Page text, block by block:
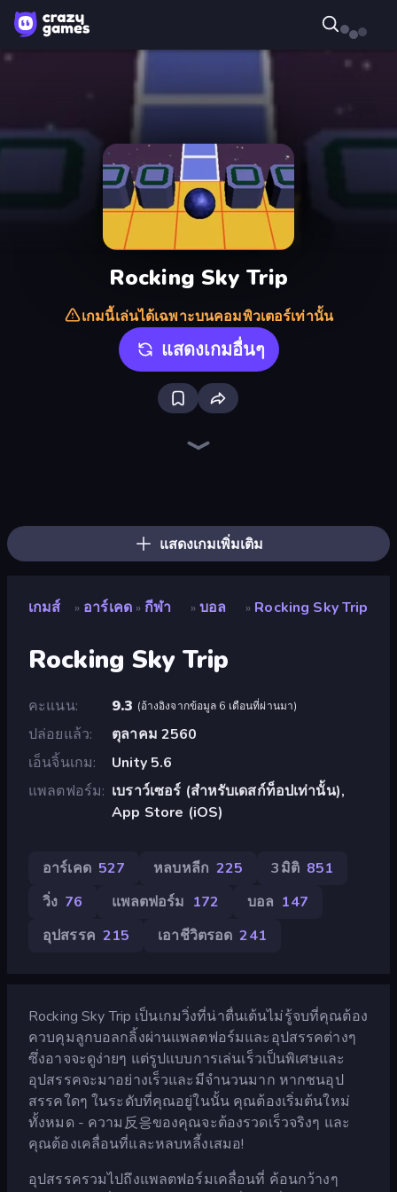
Rocking Sky Trip
เกมนี้เล่นได้เฉพาะบนคอมพิวเตอร์เท่านั้น
แสดงเกมอื่นๆ
แสดงเกมเพิ่มเติม
เกมส์ » อาร์เคด » กีฬา » บอล » Rocking Sky Trip
Rocking Sky Trip
คะแนน 9.3 (อ้างอิงจากข้อมูล 6 เดือนที่ผ่านมา)
ปล่อยแล้ว
ตุลาคม 2560
เอ็นจิ้นเกม
Unity 5.6
แพลตฟอร์ม
เบราว์เซอร์ (สำหรับเดสก์ท็อปเท่านั้น),
App Store (iOS)
อาร์เคด 527 หลบหลีก 225 3มิติ 851
วิ่ง 76 แพลตฟอร์ม 172 บอล 147
อุปสรรค 215 เอาชีวิตรอด 241
Rocking Sky Trip เป็นเกมวิ่งที่น่าตื่นเต้นไม่รู้จบที่คุณต้อง
ควบคุมลูกบอลกลิ้งผ่านแพลตฟอร์มและอุปสรรคต่างๆ
ซึ่งอาจจะดูง่ายๆ แต่รูปแบบการเล่นเร็วเป็นพิเศษและ
อุปสรรคจะมาอย่างเร็วและมีจำนวนมาก หากชนอุป
สรรคใดๆ ในระดับที่คุณอยู่ในนั้น คุณต้องเริ่มต้นใหม่
ทั้งหมด - ความ反응ของคุณจะต้องรวดเร็วจริงๆ และ
คุณต้องเคลื่อนที่และหลบหลี้งเสมอ!
อุปสรรครวมไปถึงแพลตฟอร์มเคลื่อนที่ ค้อนกว้างๆ